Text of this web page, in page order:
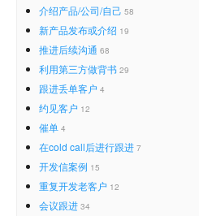
介绍产品/公司/自己 58
新产品发布或介绍 19
推进后续沟通 68
利用第三方做背书 29
跟进丢单客户 4
约见客户 12
催单 4
在cold call后进行跟进 7
开发信案例 15
重复开发老客户 12
会议跟进 34